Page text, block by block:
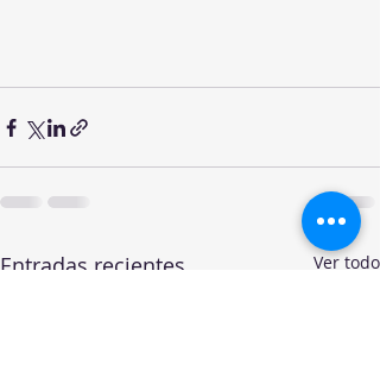
Entradas recientes Ver todo